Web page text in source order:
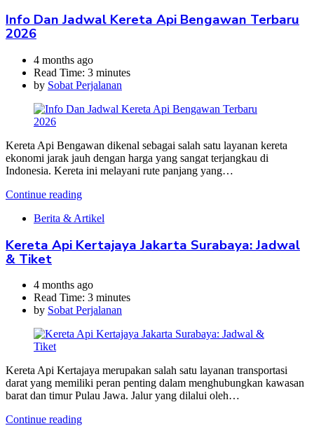
Info Dan Jadwal Kereta Api Bengawan Terbaru
2026
4 months ago
Read Time: 3 minutes
by Sobat Perjalanan
Kereta Api Bengawan dikenal sebagai salah satu layanan kereta
ekonomi jarak jauh dengan harga yang sangat terjangkau di
Indonesia. Kereta ini melayani rute panjang yang…
Continue reading
Berita & Artikel
Kereta Api Kertajaya Jakarta Surabaya: Jadwal
& Tiket
4 months ago
Read Time: 3 minutes
by Sobat Perjalanan
Kereta Api Kertajaya merupakan salah satu layanan transportasi
darat yang memiliki peran penting dalam menghubungkan kawasan
barat dan timur Pulau Jawa. Jalur yang dilalui oleh…
Continue reading